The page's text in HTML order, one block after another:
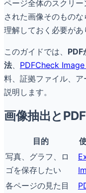
ページ全体のスクリ
された画像そのもの
理解しておく必要があ
このガイドでは、 PDF
法、 PDFCheck
料、証拠ファイル、
説明します。
画像抽出と
目的
写真、グラフ、ロ
ゴを保存したい
各ページの見た目